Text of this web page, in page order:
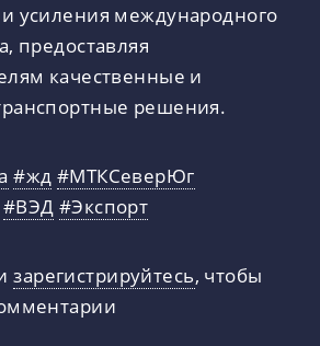
усиления международного
предоставляя
качественные и
решения.
#жд #МТКСеверЮг
#ВЭД #Экспорт
зарегистрируйтесь, чтобы